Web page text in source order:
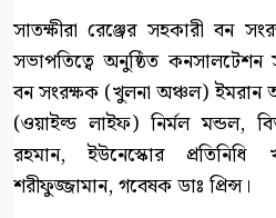
সাতক্ষীরা রেঞ্জের সহকারী বন
সভাপতিত্বে অনুষ্ঠিত
বন সংরক্ষক (খুলনা অঞ্চল) ইমরান
(ওয়াইল্ড লাইফ) নির্মল মন্ডল,
রহমান, ইউনেস্কোর
শরীফুজ্জামান, গবেষক ডাঃ প্রিন্স।